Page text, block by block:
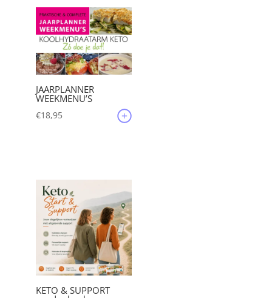
JAARPLANNER
WEEKMENU’S
€18,95
KETO & SUPPORT